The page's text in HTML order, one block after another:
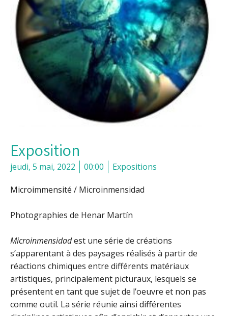
Exposition
jeudi, 5 mai, 2022 00:00 Expositions
Microimmensité / Microinmensidad
Photographies de Henar Martín
Microinmensidadest une série de créations
s’apparentant à des paysages réalisés à partir de
réactions chimiques entre différents matériaux
artistiques, principalement picturaux, lesquels se
présentent en tant que sujet de l’oeuvre et non pas
comme outil. La série réunie ainsi différentes